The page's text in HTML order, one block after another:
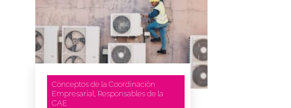
Conceptos de la Coordinación
Empresarial
Responsables de la
CAE